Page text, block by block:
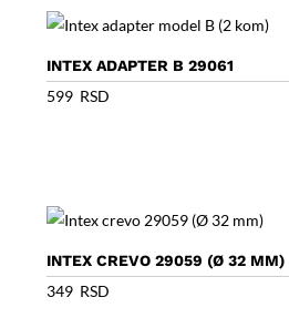
INTEX ADAPTER B 29061
599 RSD
INTEX CREVO 29059 (Ø 32 MM)
349 RSD